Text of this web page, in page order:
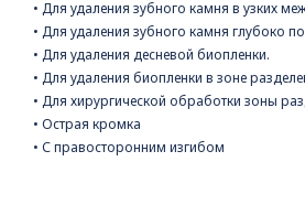
• Для удаления зубного камня в узких
• Для удаления зубного камня глубоко
• Для удаления десневой биопленки.
• Для удаления биопленки в зоне
• Для хирургической обработки зоны
• Острая кромка
• С правосторонним изгибом